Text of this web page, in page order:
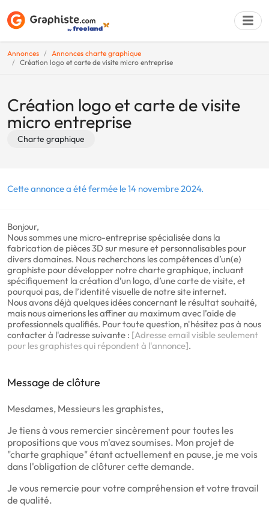
Annonces
Annonces charte graphique
Création logo et carte de visite micro entreprise
Création logo et carte de visite
micro entreprise
Charte graphique
Cette annonce a été fermée le 14 novembre 2024.
Bonjour,
Nous sommes une micro-entreprise spécialisée dans la
fabrication de pièces 3D sur mesure et personnalisables pour
divers domaines. Nous recherchons les compétences d’un(e)
graphiste pour développer notre charte graphique, incluant
spécifiquement la création d’un logo, d’une carte de visite, et
pourquoi pas, de l’identité visuelle de notre site internet.
Nous avons déjà quelques idées concernant le résultat souhaité,
mais nous aimerions les affiner au maximum avec l’aide de
professionnels qualifiés. Pour toute question, n'hésitez pas à nous
contacter à l'adresse suivante : [Adresse email visible seulement
pour les graphistes qui répondent à l'annonce].
Message de clôture
Mesdames, Messieurs les graphistes,
Je tiens à vous remercier sincèrement pour toutes les
propositions que vous m'avez soumises. Mon projet de
"charte graphique" étant actuellement en pause, je me vois
dans l'obligation de clôturer cette demande.
Je vous remercie pour votre compréhension et votre travail
de qualité.